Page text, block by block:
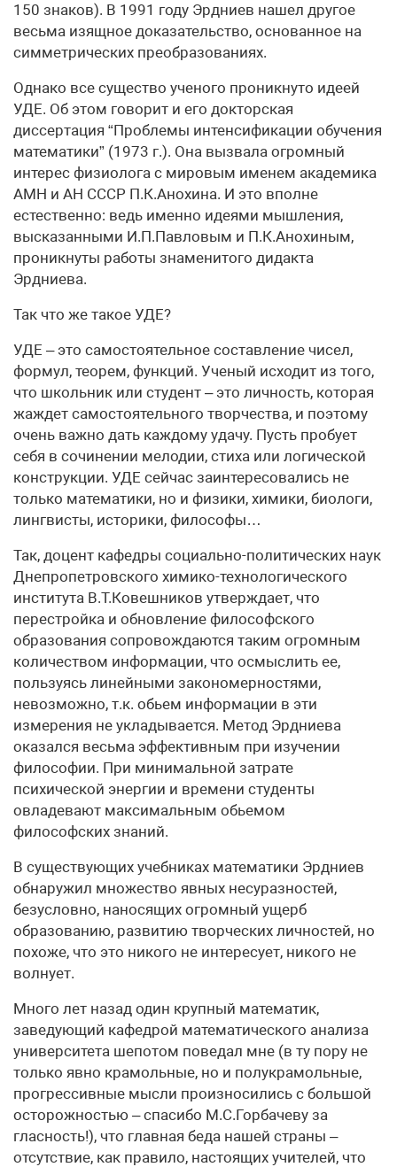
150 знаков). В 1991 году Эрдниев нашел другое
весьма изящное доказательство, основанное на
симметрических преобразованиях.
Однако все существо ученого проникнуто идеей
УДЕ. Об этом говорит и его докторская
диссертация “Проблемы интенсификации обучения
математики” (1973 г.). Она вызвала огромный
интерес физиолога с мировым именем академика
АМН и АН СССР П.К.Анохина. И это вполне
естественно: ведь именно идеями мышления,
высказанными И.П.Павловым и П.К.Анохиным,
проникнуты работы знаменитого дидакта
Эрдниева.
Так что же такое УДЕ?
УДЕ – это самостоятельное составление чисел,
формул, теорем, функций. Ученый исходит из того,
что школьник или студент – это личность, которая
жаждет самостоятельного творчества, и поэтому
очень важно дать каждому удачу. Пусть пробует
себя в сочинении мелодии, стиха или логической
конструкции. УДЕ сейчас заинтересовались не
только математики, но и физики, химики, биологи,
лингвисты, историки, философы…
Так, доцент кафедры социально-политических наук
Днепропетровского химико-технологического
института В.Т.Ковешников утверждает, что
перестройка и обновление философского
образования сопровождаются таким огромным
количеством информации, что осмыслить ее,
пользуясь линейными закономерностями,
невозможно, т.к. обьем информации в эти
измерения не укладывается. Метод Эрдниева
оказался весьма эффективным при изучении
философии. При минимальной затрате
психической энергии и времени студенты
овладевают максимальным обьемом
философских знаний.
В существующих учебниках математики Эрдниев
обнаружил множество явных несуразностей,
безусловно, наносящих огромный ущерб
образованию, развитию творческих личностей, но
похоже, что это никого не интересует, никого не
волнует.
Много лет назад один крупный математик,
заведующий кафедрой математического анализа
университета шепотом поведал мне (в ту пору не
только явно крамольные, но и полукрамольные,
прогрессивные мысли произносились с большой
осторожностью – спасибо М.С.Горбачеву за
гласность!), что главная беда нашей страны –
отсутствие, как правило, настоящих учителей, что